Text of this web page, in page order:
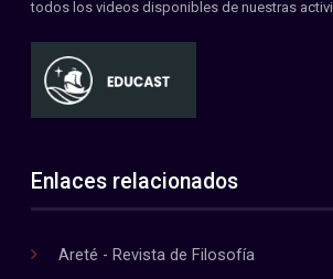
todos los videos disponibles de nuestras
Enlaces relacionados
Areté - Revista de Filosofía